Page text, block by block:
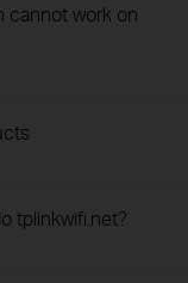
cannot work on
tplinkwifi.net?